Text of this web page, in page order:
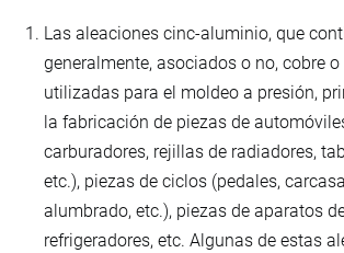
Las aleaciones cinc-aluminio, que
generalmente, asociados o no, cobre
utilizadas para el moldeo a presión,
la fabricación de piezas de
carburadores, rejillas de radiadores,
etc.), piezas de ciclos (pedales,
alumbrado, etc.), piezas de aparatos
refrigeradores, etc. Algunas de estas